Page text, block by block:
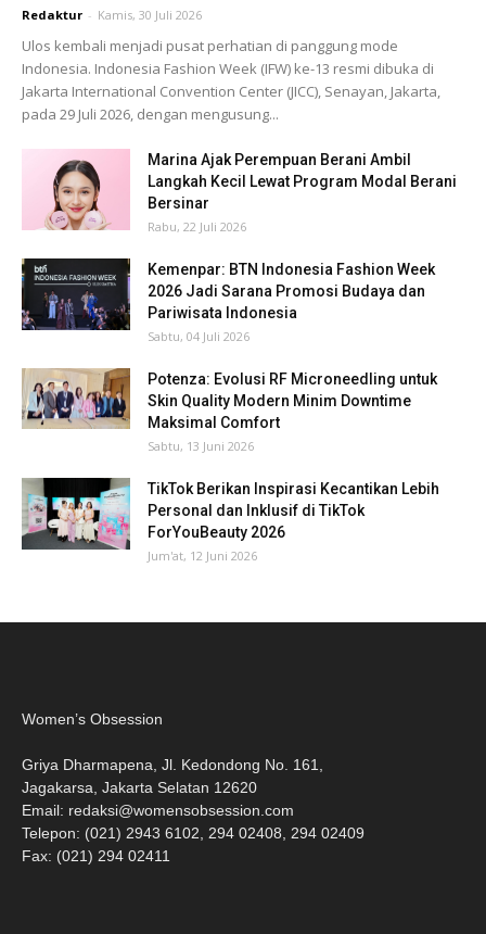
Redaktur - Kamis, 30 Juli 2026
Ulos kembali menjadi pusat perhatian di panggung mode
Indonesia. Indonesia Fashion Week (IFW) ke-13 resmi dibuka di
Jakarta International Convention Center (JICC), Senayan, Jakarta,
pada 29 Juli 2026, dengan mengusung...
Marina Ajak Perempuan Berani Ambil
Langkah Kecil Lewat Program Modal Berani
Bersinar
Rabu, 22 Juli 2026
Kemenpar: BTN Indonesia Fashion Week
2026 Jadi Sarana Promosi Budaya dan
Pariwisata Indonesia
Sabtu, 04 Juli 2026
Potenza: Evolusi RF Microneedling untuk
Skin Quality Modern Minim Downtime
Maksimal Comfort
Sabtu, 13 Juni 2026
TikTok Berikan Inspirasi Kecantikan Lebih
Personal dan Inklusif di TikTok
ForYouBeauty 2026
Jum'at, 12 Juni 2026
Women’s Obsession
Griya Dharmapena, Jl. Kedondong No. 161,
Jagakarsa, Jakarta Selatan 12620
Email: redaksi@womensobsession.com
Telepon: (021) 2943 6102, 294 02408, 294 02409
Fax: (021) 294 02411